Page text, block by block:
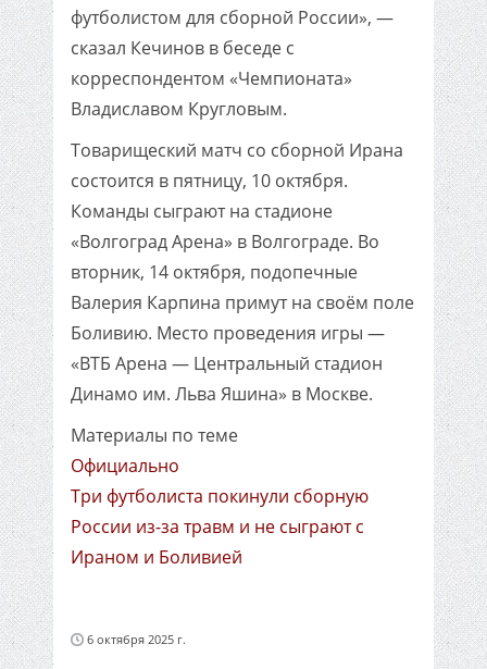
футболистом для сборной России», —
сказал Кечинов в беседе с
корреспондентом «Чемпионата»
Владиславом Кругловым.
Товарищеский матч со сборной Ирана
состоится в пятницу, 10 октября.
Команды сыграют на стадионе
«Волгоград Арена» в Волгограде. Во
вторник, 14 октября, подопечные
Валерия Карпина примут на своём поле
Боливию. Место проведения игры —
«ВТБ Арена — Центральный стадион
Динамо им. Льва Яшина» в Москве.
Материалы по теме
Официально
Три футболиста покинули сборную
России из-за травм и не сыграют с
Ираном и Боливией
6 октября 2025 г.